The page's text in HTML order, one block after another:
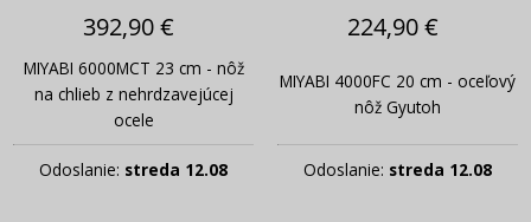
392,90 €
MIYABI 6000MCT 23 cm - nôž
na chlieb z nehrdzavejúcej
ocele
Odoslanie: streda 12.08
224,90 €
MIYABI 4000FC 20 cm - oceľový
nôž Gyutoh
Odoslanie: streda 12.08